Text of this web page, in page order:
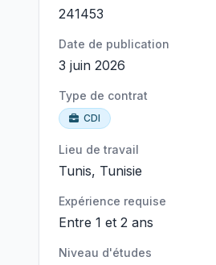
241453
Date de publication
3 juin 2026
Type de contrat
CDI
Lieu de travail
Tunis, Tunisie
Expérience requise
Entre 1 et 2 ans
Niveau d'études